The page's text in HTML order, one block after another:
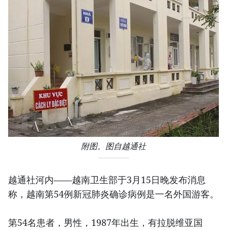
附图。图自越通社
越通社河内——越南卫生部于3月15日晚发布消息
称，越南第54例新冠肺炎确诊病例是一名外国游客。
第54名患者，男性，1987年出生，有拉脱维亚国